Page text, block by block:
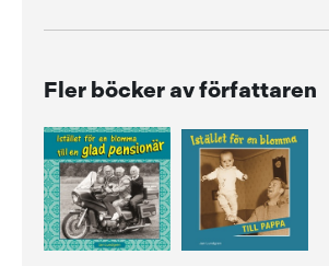
Fler böcker av författaren